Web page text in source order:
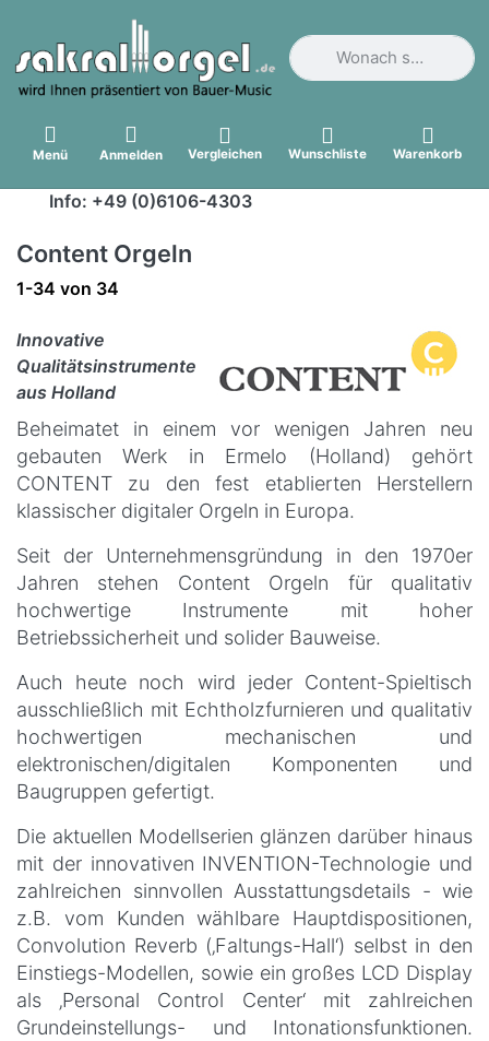
Geben Sie einen
Menü Anmelden Vergleichen Wunschliste Warenkorb
Info: +49 (0)6106-4303
Content Orgeln
Suchergebnisse:
1-34 von 34
Innovative
Qualitätsinstrumente
aus Holland
Beheimatet in einem vor wenigen Jahren neu
gebauten Werk in Ermelo (Holland) gehört
CONTENT zu den fest etablierten Herstellern
klassischer digitaler Orgeln in Europa.
Seit der Unternehmensgründung in den 1970er
Jahren stehen Content Orgeln für qualitativ
hochwertige Instrumente mit hoher
Betriebssicherheit und solider Bauweise.
Auch heute noch wird jeder Content-Spieltisch
ausschließlich mit Echtholzfurnieren und qualitativ
hochwertigen mechanischen und
elektronischen/digitalen Komponenten und
Baugruppen gefertigt.
Die aktuellen Modellserien glänzen darüber hinaus
mit der innovativen INVENTION-Technologie und
zahlreichen sinnvollen Ausstattungsdetails - wie
z.B. vom Kunden wählbare Hauptdispositionen,
Convolution Reverb (‚Faltungs-Hall‘) selbst in den
Einstiegs-Modellen, sowie ein großes LCD Display
als ‚Personal Control Center‘ mit zahlreichen
Grundeinstellungs- und Intonationsfunktionen.